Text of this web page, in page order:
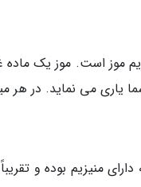
موز است. موز یک
در هر میوه موز حدود 32 میلی
منیزیم بوده و